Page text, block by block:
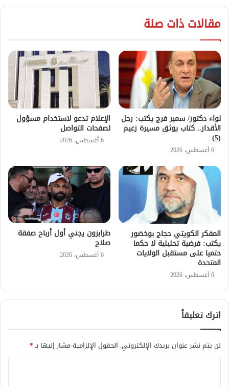
مقالات ذات صلة
لواء دكتور/ سمير فرج يكتب: رجل
الأقدار.. كتاب يوثق مسيرة زعيم
(5)
6 أغسطس، 2026
الإعلام تدعو لاستخدام مسؤول
لصفحات التواصل
6 أغسطس، 2026
المفكر الكويتي حجاج بوخضور
يكتب: فرضية تحليلية لا حكما
حتميا على مستقبل الولايات
المتحدة
6 أغسطس، 2026
طرابزون يجني أول أرباح صفقة
صلاح
6 أغسطس، 2026
اترك تعليقاً
لن يتم نشر عنوان بريدك الإلكتروني. الحقول الإلزامية مشار إليها بـ*